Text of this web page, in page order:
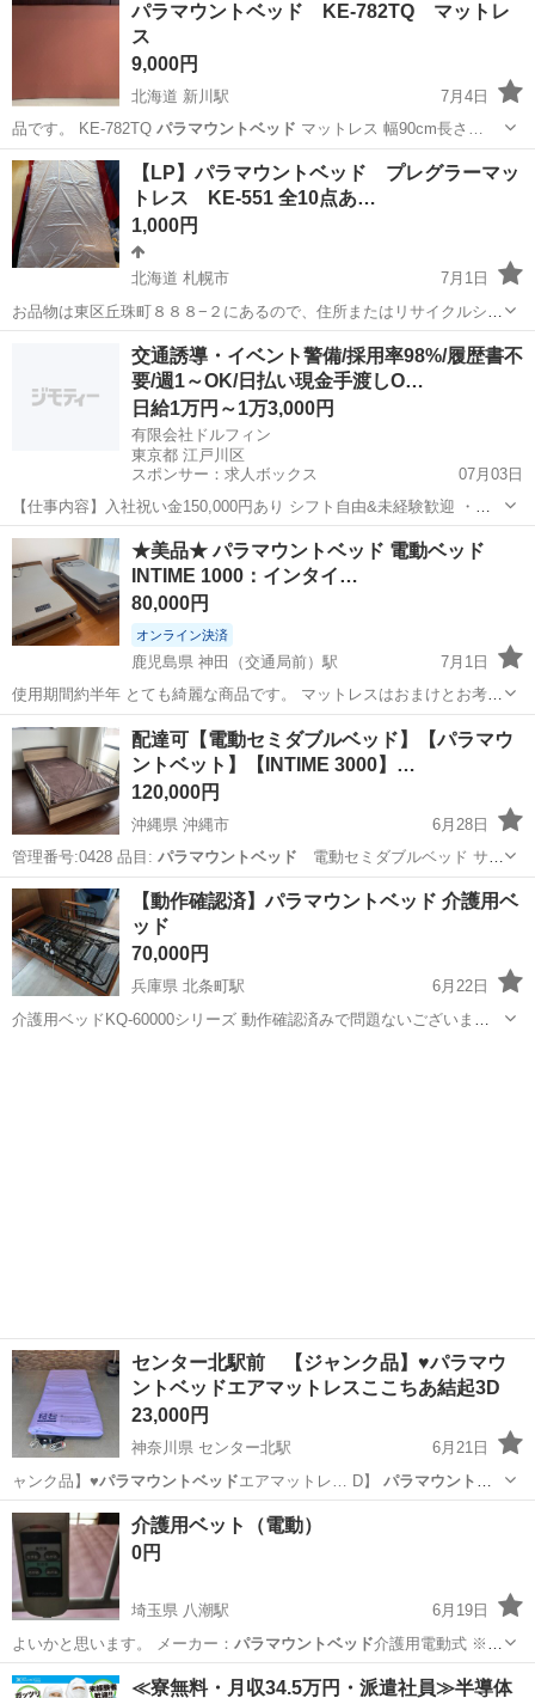
パラマウントベッド KE-782TQ マットレ
ス
9,000円
北海道 新川駅
7月4日
品です。 KE-782TQ パラマウントベッド マットレス 幅90cm長さ…
北海道 札幌市 新川駅 寝具 パラマウントベッド
【LP】パラマウントベッド プレグラーマッ
トレス KE-551 全10点あ…
1,000円
北海道 札幌市
7月1日
お品物は東区丘珠町８８８−２にあるので、住所またはリサイクルショ
ップピースマーケットと検索をしてきてください。着きましたら奥の
倉庫まではいってきていただきお声かけください。 サイズ（約） 幅
91cm 長さ 191cm ...
札幌市 寝具 ピース
交通誘導・イベント警備/採用率98%/履歴書不
要/週1～OK/日払い現金手渡しO…
日給1万円～1万3,000円
有限会社ドルフィン
東京都 江戸川区
スポンサー：求人ボックス
07月03日
【仕事内容】入社祝い金150,000円あり シフト自由&未経験歓迎
・直
行直帰OK ・一部車・自転車・バイク通勤OK ・週1～OK ・日払い・
週払いOK、現金手渡しも可能です! <仕事内容> 建築・土木工事現場
で...
アルバイト・パート
★美品★ パラマウントベッド 電動ベッド
INTIME 1000：インタイ…
80,000円
オンライン決済
鹿児島県 神田（交通局前）駅
7月1日
使用期間約半年 とても綺麗な商品です。 マットレスはおまけとお考え
下さい🙏 セミシングルサイズ 配送などのご相談はお気軽にお問い合わ
せ下さい🙏 ベッド1台の金額となります。 倉庫に保管してますので現
物確認できます。
鹿児島 鹿児島市 神田（交通局前）駅 ベッド
パラマウントベッド
配達可【電動セミダブルベッド】【パラマウ
ントベット】【INTIME 3000】…
120,000円
沖縄県 沖縄市
6月28日
管理番号:0428 品目: パラマウントベッド 電動セミダブルベッド サイ
ズ:…
沖縄 沖縄市 ベッド パラマウント
【動作確認済】パラマウントベッド 介護用ベ
ッド
70,000円
兵庫県 北条町駅
6月22日
介護用ベッドKQ-60000シリーズ 動作確認済みで問題ないございませ
センター北駅前 【ジャンク品】♥パラマウ
ントベッドエアマットレスここちあ結起3D
23,000円
神奈川県 センター北駅
6月21日
ャンク品】♥パラマウントベッド エアマットレ… D】 パラマウントベ
ッドが製造・販売… 【メーカー】パラマウントベッド （株） …
神奈川 横浜市 センター北駅 寝具
介護用ベット（電動）
0円
埼玉県 八潮駅
6月19日
よいかと思います。 メーカー： パラマウントベッド介護用電動式 ※母
親が施設に入居…
埼玉 八潮市 八潮駅 ベッド 電動
≪寮無料・月収34.5万円・派遣社員≫半導体